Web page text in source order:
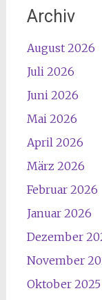
Archiv
August 2026
Juli 2026
Juni 2026
Mai 2026
April 2026
März 2026
Februar 2026
Januar 2026
Dezember
November
Oktober 2025